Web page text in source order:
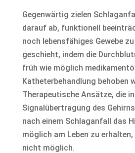
Gegenwärtig zielen
darauf ab, funktionell
noch lebensfähiges Gewebe
geschieht, indem die
früh wie möglich
Katheterbehandlung behoben
Therapeutische Ansätze, die
Signalübertragung des
nach einem Schlaganfall das
möglich am Leben zu
nicht möglich.